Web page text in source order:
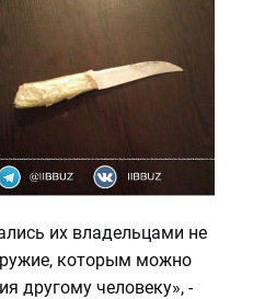
их владельцами не
которым можно
другому человеку», -